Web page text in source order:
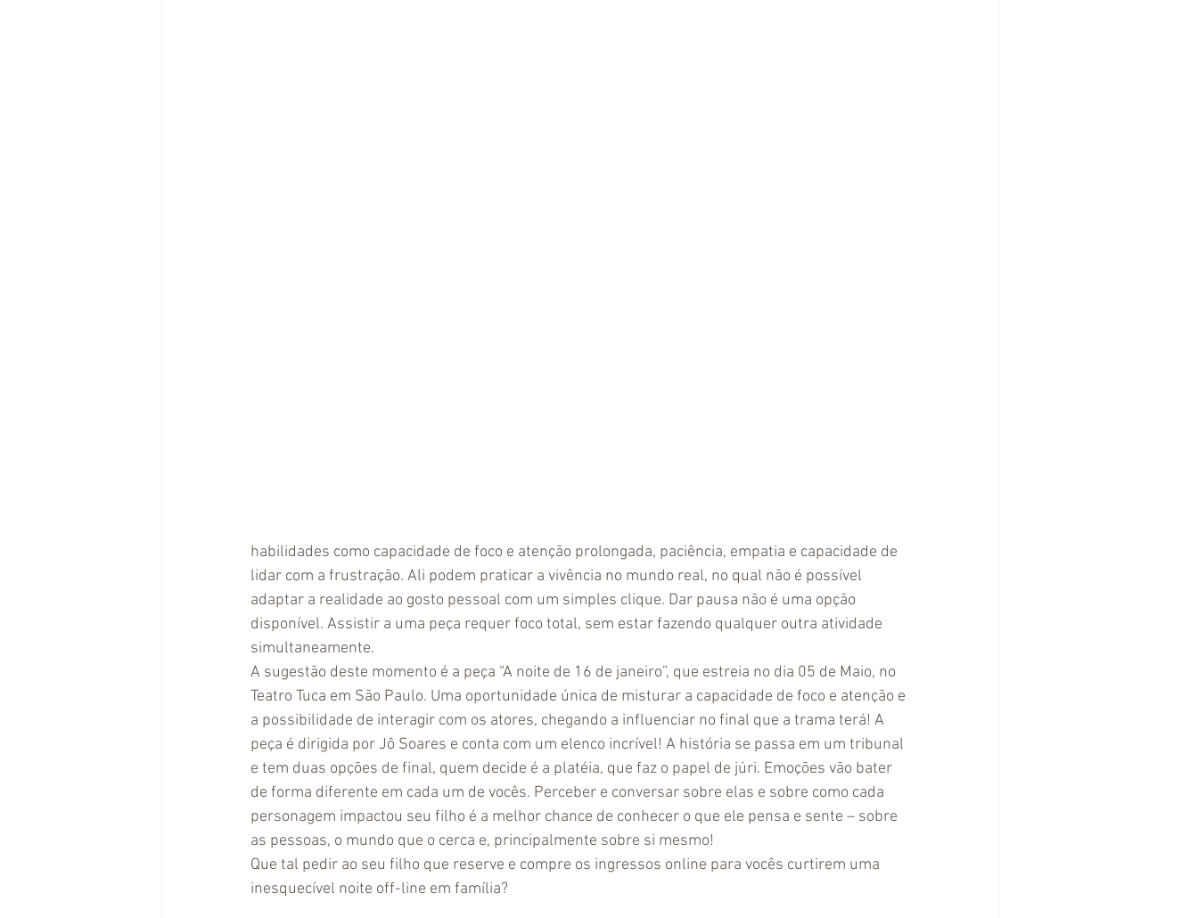
habilidades como capacidade de foco e atenção prolongada, paciência, empatia e capacidade de
lidar com a frustração. Ali podem praticar a vivência no mundo real, no qual não é possível
adaptar a realidade ao gosto pessoal com um simples clique. Dar pausa não é uma opção
disponível. Assistir a uma peça requer foco total, sem estar fazendo qualquer outra atividade
simultaneamente.
A sugestão deste momento é a peça “A noite de 16 de janeiro”, que estreia no dia 05 de Maio, no
Teatro Tuca em São Paulo. Uma oportunidade única de misturar a capacidade de foco e atenção e
a possibilidade de interagir com os atores, chegando a influenciar no final que a trama terá! A
peça é dirigida por Jô Soares e conta com um elenco incrível! A história se passa em um tribunal
e tem duas opções de final, quem decide é a platéia, que faz o papel de júri. Emoções vão bater
de forma diferente em cada um de vocês. Perceber e conversar sobre elas e sobre como cada
personagem impactou seu filho é a melhor chance de conhecer o que ele pensa e sente – sobre
as pessoas, o mundo que o cerca e, principalmente sobre si mesmo!
Que tal pedir ao seu filho que reserve e compre os ingressos online para vocês curtirem uma
inesquecível noite off-line em família?